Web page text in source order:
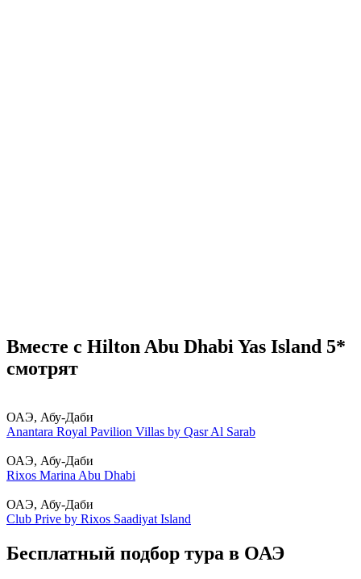
Вместе с Hilton Abu Dhabi Yas Island 5*
смотрят
ОАЭ, Абу-Даби
Anantara Royal Pavilion Villas by Qasr Al Sarab
ОАЭ, Абу-Даби
Rixos Marina Abu Dhabi
ОАЭ, Абу-Даби
Club Prive by Rixos Saadiyat Island
Бесплатный подбор тура в ОАЭ